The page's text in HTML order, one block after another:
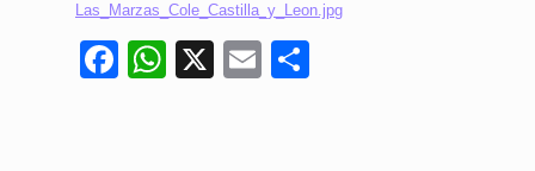
Las_Marzas_Cole_Castilla_y_Leon.jpg
Facebook
WhatsApp
X Email